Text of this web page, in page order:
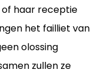
haar receptie
het failliet van
olossing
zullen ze